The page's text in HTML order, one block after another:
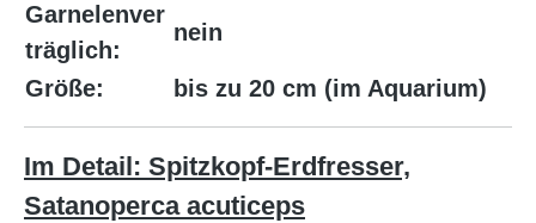
Garnelenver
träglich:
nein
Größe: bis zu 20 cm (im Aquarium)
Im Detail: Spitzkopf-Erdfresser,
Satanoperca acuticeps